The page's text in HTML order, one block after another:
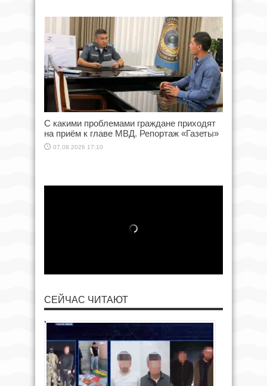
С какими проблемами граждане приходят
на приём к главе МВД. Репортаж «Газеты»
07.08.2026 17:10
СЕЙЧАС ЧИТАЮТ